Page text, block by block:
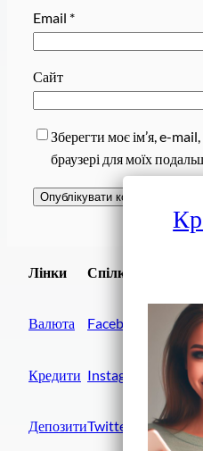
Email *
Сайт
Зберегти моє ім’я, e-
браузері для моїх
Лінки
Валюта
Кредити
Депозити
Спілки
Facebook
Instagram
Twitter